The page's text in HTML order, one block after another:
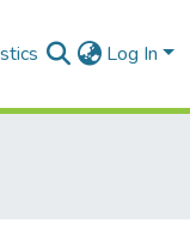
Log In